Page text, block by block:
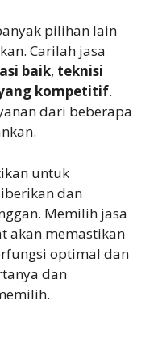
pilihan lain
Carilah jasa
baik, teknisi
kompetitif.
dari beberapa
untuk
dan
Memilih jasa
akan memastikan
optimal dan
dan